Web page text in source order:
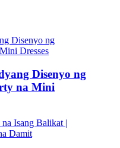
Disenyo ng
na Mini